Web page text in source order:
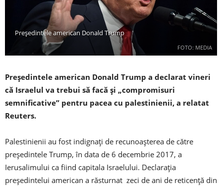
FOTO: MEDIA
Președintele american Donald Trump
Președintele american Donald Trump a declarat vineri
că Israelul va trebui să facă și „compromisuri
semnificative” pentru pacea cu palestinienii, a relatat
Reuters.
Palestinienii au fost indignați de recunoașterea de către
președintele Trump, în data de 6 decembrie 2017, a
Ierusalimului ca fiind capitala Israelului. Declarația
președintelui american a răsturnat zeci de ani de reticență din